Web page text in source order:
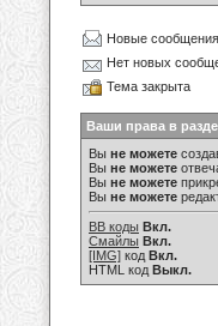
Новые сообщения
Нет новых
Тема закрыта
Ваши права в
Вы не можете
Вы не можете
Вы не можете
Вы не можете
BB коды Вкл.
Смайлы Вкл.
[IMG] код Вкл.
HTML код Выкл.